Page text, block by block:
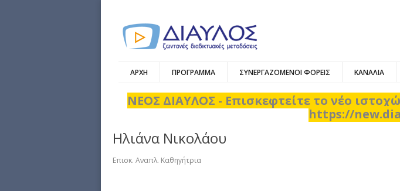
ΑΡΧΗ ΠΡΟΓΡΑΜΜΑ ΣΥΝΕΡΓΑΖΟΜΕΝΟΙ ΦΟΡΕΙΣ ΚΑΝΑΛΙΑ
ΝΕΟΣ ΔΙΑΥΛΟΣ - Επισκεφτείτε το νέο
https://
Ηλιάνα Νικολάου
Επισκ. Αναπλ. Καθηγήτρια